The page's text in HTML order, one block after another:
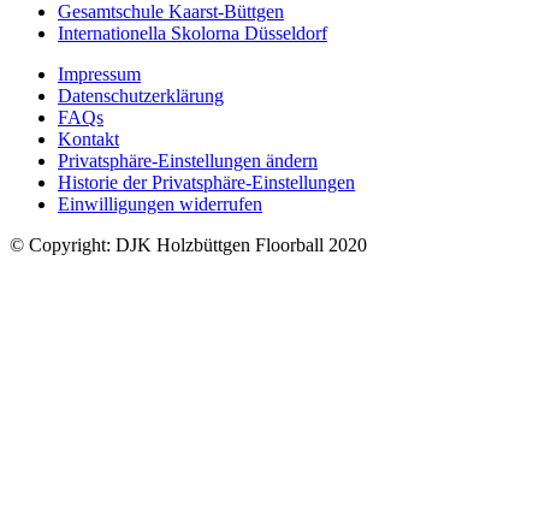
Gesamtschule Kaarst-Büttgen
Internationella Skolorna Düsseldorf
Impressum
Datenschutzerklärung
FAQs
Kontakt
Privatsphäre-Einstellungen ändern
Historie der Privatsphäre-Einstellungen
Einwilligungen widerrufen
© Copyright: DJK Holzbüttgen Floorball 2020